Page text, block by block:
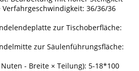
Verfahrgeschwindigkeit: 36/36/36
zur Tischoberfläche:
zur Säulenführungsfläche:
- Breite × Teilung): 5-18*100